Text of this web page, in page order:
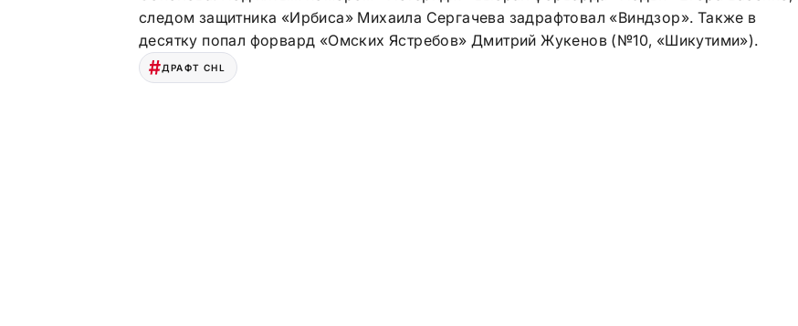
следом защитника «Ирбиса» Михаила Сергачева задрафтовал «Виндзор». Также в
десятку попал форвард «Омских Ястребов» Дмитрий Жукенов (№10, «Шикутими»).
ДРАФТ CHL